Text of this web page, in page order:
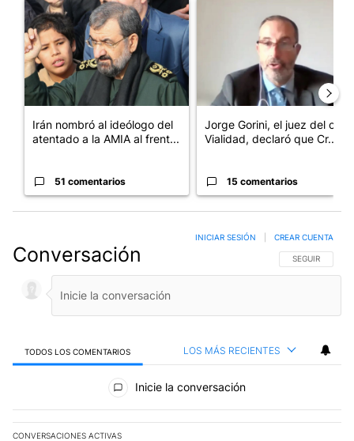
Un artículo de tendencia con el título "Irán nombró al ideólogo
Irán nombró al ideólogo del
atentado a la AMIA al frent...
51 comentarios
Jorge Gorini, el juez del caso
Vialidad, declaró que Cr...
15 comentarios
Conversación SIGA ESTA
SEGUIR
INICIAR SESIÓN CREAR CUENTA
TODOS LOS COMENTARIOS LOS MÁS RECIENTES
Todos los comentarios
Inicie la conversación
CONVERSACIONES ACTIVAS